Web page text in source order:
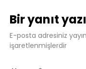
Bir yanıt
E-posta adresiniz
işaretlenmişlerdir